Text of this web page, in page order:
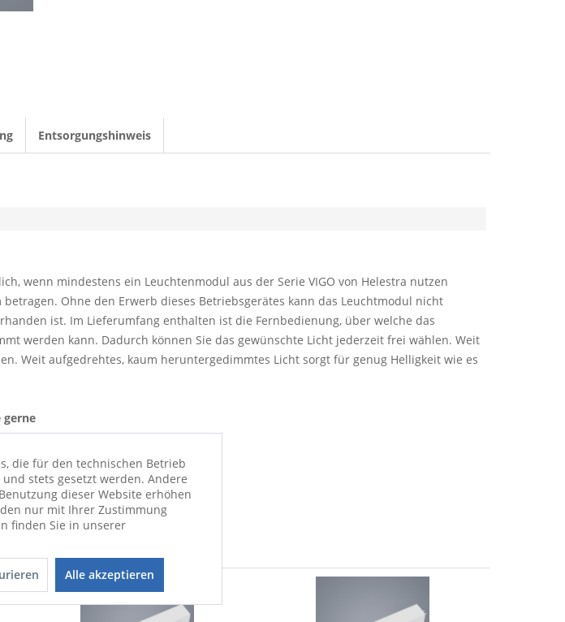
Entsorgungshinweis
wenn mindestens ein Leuchtenmodul aus der Serie VIGO von Helestra nutzen
Ohne den Erwerb dieses Betriebsgerätes kann das Leuchtmodul nicht
ist. Im Lieferumfang enthalten ist die Fernbedienung, über welche das
werden kann. Dadurch können Sie das gewünschte Licht jederzeit frei wählen. Weit
Weit aufgedrehtes, kaum heruntergedimmtes Licht sorgt für genug Helligkeit wie es
gerne
die für den technischen Betrieb
stets gesetzt werden. Andere
dieser Website erhöhen
nur mit Ihrer Zustimmung
finden Sie in unserer
Alle akzeptieren